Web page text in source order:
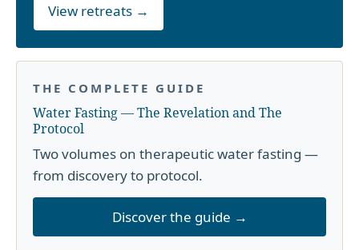
View retreats →
THE COMPLETE GUIDE
Water Fasting — The Revelation and The
Protocol
Two volumes on therapeutic water fasting —
from discovery to protocol.
Discover the guide →